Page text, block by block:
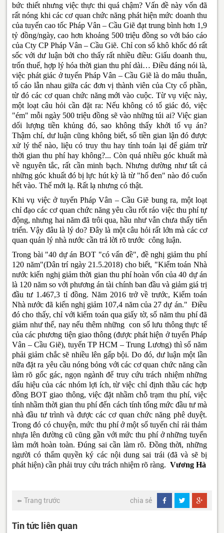
bức thiết nhưng việc thực thi quá chậm? Vấn đề này vốn đã
rất nóng khi các cơ quan chức năng phát hiện mức doanh thu
của tuyến cao tốc Pháp Vân – Cầu Giẽ đạt trung bình hơn 1,9
tỷ đồng/ngày, cao hơn khoảng 500 triệu đồng so với báo cáo
của Cty CP Pháp Vân – Cầu Giẽ. Chỉ con số khô khốc đó rất
sốc với dư luận bởi cho thấy rất nhiều điều: Giấu doanh thu,
trốn thuế, hợp lý hóa thời gian thu phí dài… Điều đáng nói là,
việc phát giác ở tuyến Pháp Vân – Cầu Giẽ là do mâu thuẫn,
tố cáo lẫn nhau giữa các đơn vị thành viên của Cty cổ phần,
từ đó các cơ quan chức năng mới vào cuộc. Từ vụ việc này,
một loạt câu hỏi cần đặt ra: Nếu không có tố giác đó, việc
"ém" mỗi ngày 500 triệu đồng sẽ vào những túi ai? Việc gian
dối lượng tiền khủng đó, sao không thấy khởi tố vụ án?
Thậm chí, dư luận cũng không biết, số tiền gian lận đó được
xử lý thế nào, liệu có truy thu hay tính toán lại để giảm trừ
thời gian thu phí hay không?... Còn quá nhiều góc khuất mà
về nguyên tắc, rất cần minh bạch. Nhưng dường như tất cả
những góc khuất đó bị lực hút kỳ là từ "hố đen" nào đó cuốn
hết vào. Thế mới lạ. Rất lạ nhưng có thật.
Khi vụ việc ở tuyến Pháp Vân – Cầu Giẽ bung ra, một loạt
chỉ đạo các cơ quan chức năng yêu cầu rốt ráo việc thu phí tự
động, nhưng hai năm đã trôi qua, hầu như vẫn chưa thấy tiến
triển. Vậy đâu là lý do? Đây là một câu hỏi rất lớn mà các cơ
quan quản lý nhà nước cần trả lời rõ trước công luận.
Trong bài "40 dự án BOT "có vấn đề", đề nghị giảm thu phí
120 năm"(Dân trí ngày 21.5.2018) cho biết, "Kiểm toán Nhà
nước kiến nghị giảm thời gian thu phí hoàn vốn của 40 dự án
là 120 năm so với phương án tài chính ban đầu và giảm giá trị
đầu tư 1.467,3 tỉ đồng. Năm 2016 trở về trước, Kiểm toán
Nhà nước đã kiến nghị giảm 107,4 năm của 27 dự án." Điều
đó cho thấy, chỉ với kiểm toán qua giấy tờ, số năm thu phí đã
giảm như thế, nay nếu thêm những con số lưu thông thực tế
của các phương tiện giao thông (được phát hiện ở tuyến Pháp
Vân – Cầu Giẽ), tuyến TP HCM – Trung Lương) thì số năm
phải giảm chắc sẽ nhiều lên gấp bội. Do đó, dư luận một lần
nữa đặt ra yêu cầu nóng bỏng với các cơ quan chức năng cần
làm rõ gốc gác, ngọn ngành để truy cứu trách nhiệm những
dấu hiệu của các nhóm lợi ích, từ việc chỉ định thầu các hợp
đồng BOT giao thông, việc đặt nhầm chỗ trạm thu phí, việc
tính nhầm thời gian thu phí đến cách tính tổng mức đầu tư mà
nhà đầu tư trình và được các cơ quan chức năng phê duyệt.
Trong đó có chuyện, mức thu phí ở một số tuyến chỉ rải thảm
nhựa lên đường cũ cũng gần với mức thu phí ở những tuyến
làm mới hoàn toàn. Đúng sai cần làm rõ. Đồng thời, những
người có thẩm quyền ký các nội dung sai trái (đã và sẽ bị
phát hiện) cần phải truy cứu trách nhiệm rõ ràng. Vương Hà
Trang trước chia sẻ
Tin tức liên quan